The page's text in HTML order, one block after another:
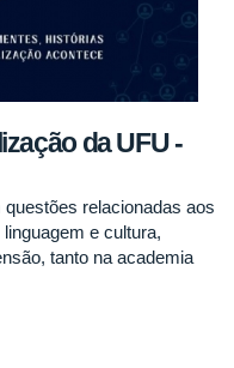
da UFU -
relacionadas aos
e cultura,
tanto na academia